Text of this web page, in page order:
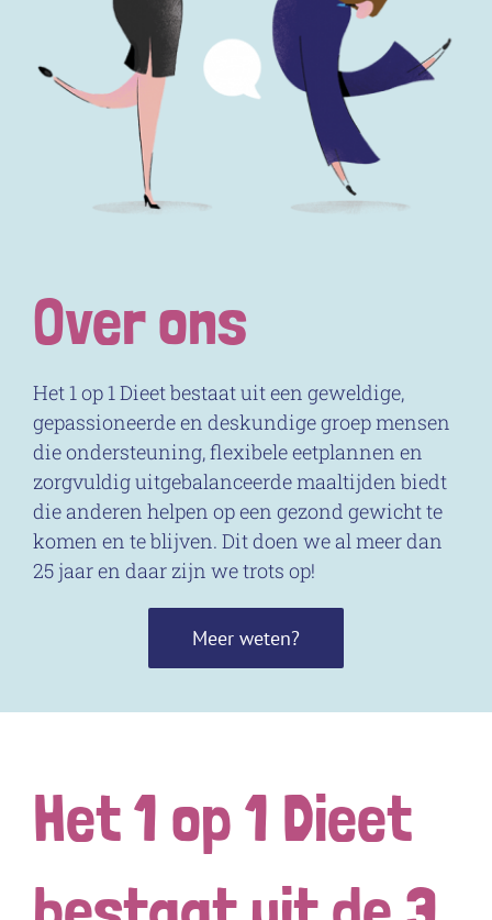
Over ons
Het 1 op 1 Dieet bestaat uit een geweldige,
gepassioneerde en deskundige groep mensen
die ondersteuning, flexibele eetplannen en
zorgvuldig uitgebalanceerde maaltijden biedt
die anderen helpen op een gezond gewicht te
komen en te blijven. Dit doen we al meer dan
25 jaar en daar zijn we trots op!
Meer weten?
Het 1 op 1 Dieet